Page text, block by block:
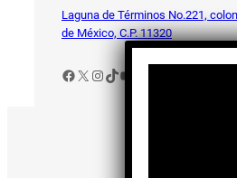
Laguna de Términos No.221,
de México, C.P. 11320
Facebook
X Instagram
TikTok
YouTube